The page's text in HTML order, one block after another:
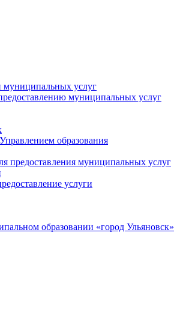
муниципальных услуг
муниципальных услуг
образования
предоставления муниципальных услуг
услуги
образовании «город Ульяновск»